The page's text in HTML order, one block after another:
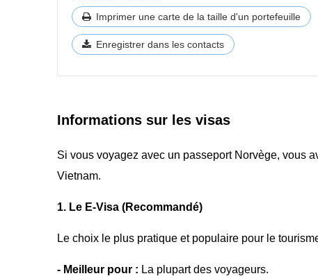
Imprimer une carte de la taille d'un portefeuille
Enregistrer dans les contacts
Informations sur les visas
Si vous voyagez avec un passeport Norvège, vous
Vietnam.
1. Le E-Visa (Recommandé)
Le choix le plus pratique et populaire pour le
- Meilleur pour : La plupart des voyageurs.